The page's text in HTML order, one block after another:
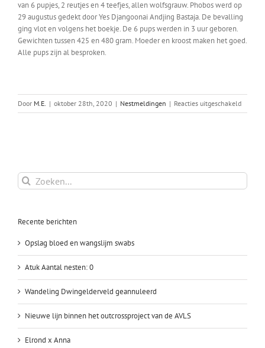
van 6 pupjes, 2 reutjes en 4 teefjes, allen wolfsgrauw. Phobos werd op
29 augustus gedekt door Yes Djangoonai Andjing Bastaja. De bevalling
ging vlot en volgens het boekje. De 6 pups werden in 3 uur geboren.
Gewichten tussen 425 en 480 gram. Moeder en kroost maken het goed.
Alle pups zijn al besproken.
Door M.E. | oktober 28th, 2020 | Nestmeldingen | Reacties uitgeschakeldvoor
Phobos’
Zoeken
naar:
Recente berichten
Opslag bloed en wangslijm swabs
Atuk Aantal nesten: 0
Wandeling Dwingelderveld geannuleerd
Nieuwe lijn binnen het outcrossproject van de AVLS
Elrond x Anna